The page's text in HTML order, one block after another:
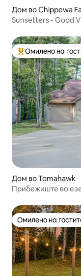
Дом во Chippewa
Sunsetters - Good
Меѓу
Омилено на
Дом во Tomahawk
Прибежиште во езеро за
Омилено на
Омилено на